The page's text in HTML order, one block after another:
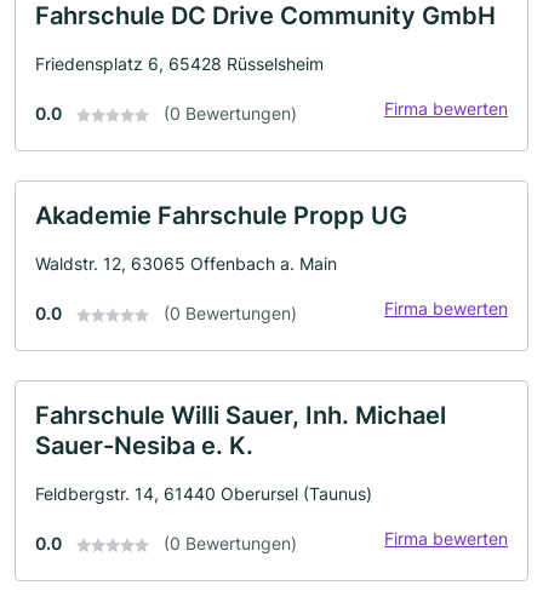
Fahrschule DC Drive Community GmbH
Friedensplatz 6, 65428 Rüsselsheim
0.0 (0 Bewertungen) Firma bewerten
Akademie Fahrschule Propp UG
Waldstr. 12, 63065 Offenbach a. Main
0.0 (0 Bewertungen) Firma bewerten
Fahrschule Willi Sauer, Inh. Michael
Sauer-Nesiba e. K.
Feldbergstr. 14, 61440 Oberursel (Taunus)
0.0 (0 Bewertungen) Firma bewerten